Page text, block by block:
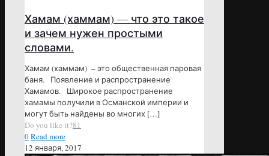
Хамам (хаммам) — что это такое
и зачем нужен простыми
словами.
Хамам (хаммам) – это общественная паровая
баня. Появление и распространение
Хамамов. Широкое распространение
хамамы получили в Османской империи и
могут быть найдены во многих […]
Do you like it?81
0Read more
12 января, 2017